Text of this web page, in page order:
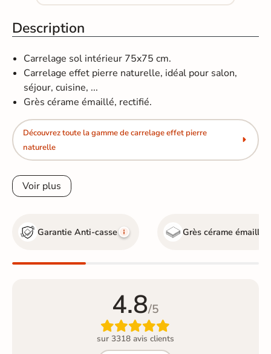
Description
Carrelage sol intérieur 75x75 cm.
Carrelage effet pierre naturelle, idéal pour salon,
séjour, cuisine, ...
Grès cérame émaillé, rectifié.
Découvrez toute la gamme de carrelage effet pierre
naturelle
Voir plus
Garantie Anti-casse Grès cérame émaillé
4.8/5

sur 3318 avis clients